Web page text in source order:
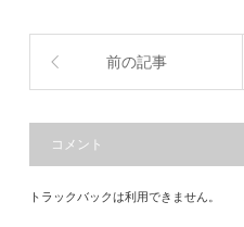
前の記事
コメント
トラックバックは利用できません。